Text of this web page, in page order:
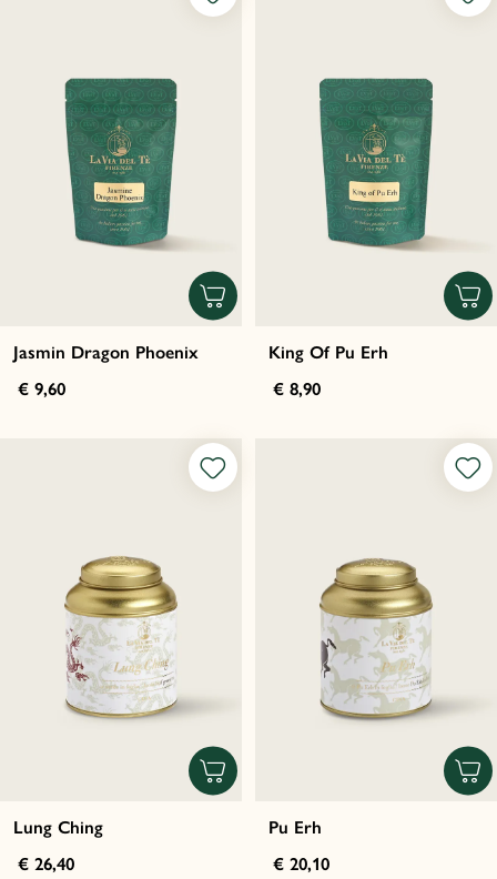
Jasmin Dragon Phoenix
€ 9,60
King Of Pu Erh
€ 8,90
Lung Ching
€ 26,40
Pu Erh
€ 20,10